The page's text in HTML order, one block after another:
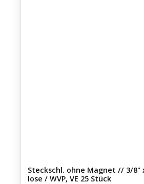
Steckschl. ohne Magnet // 3/8"
lose / WVP, VE 25 Stück